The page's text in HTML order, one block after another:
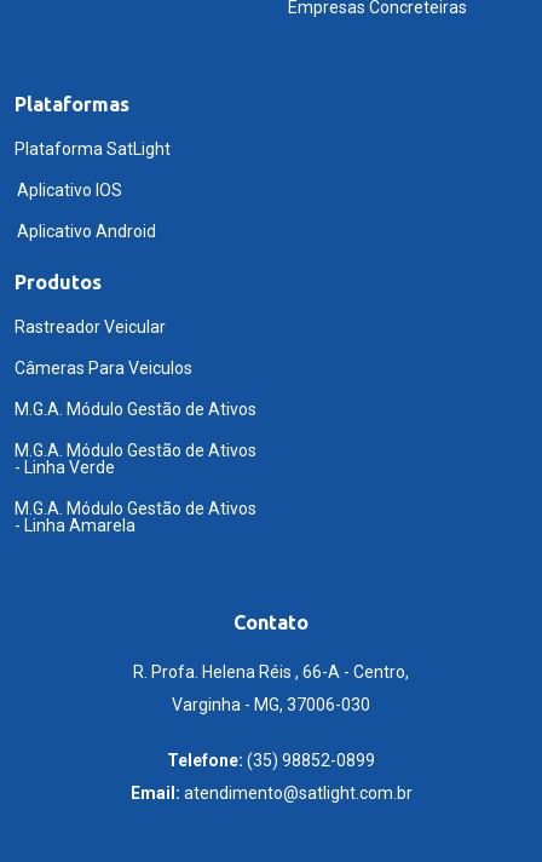
Empresas Concreteiras
Plataformas
Plataforma SatLight
Aplicativo IOS
Aplicativo Android
Produtos
Rastreador Veicular
Câmeras Para Veiculos
M.G.A. Módulo Gestão de Ativos
M.G.A. Módulo Gestão de Ativos
- Linha Verde
M.G.A. Módulo Gestão de Ativos
- Linha Amarela
Contato
R. Profa. Helena Réis , 66-A - Centro,
Varginha - MG, 37006-030
Telefone: (35) 98852-0899
Email: atendimento@satlight.com.br